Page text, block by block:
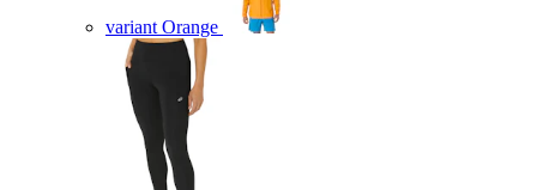
variant Orange